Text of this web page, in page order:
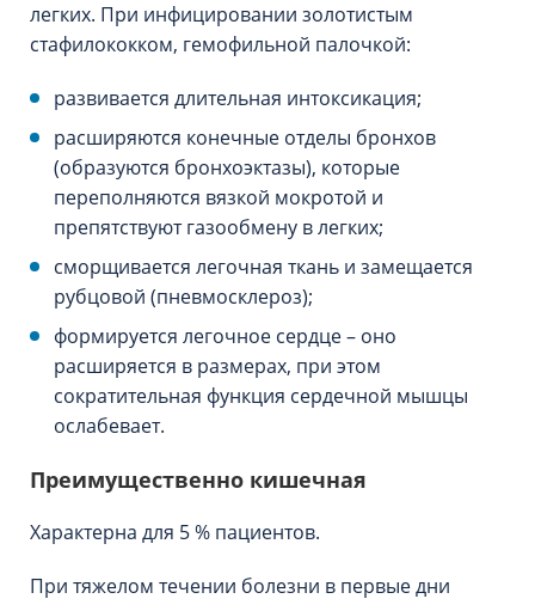
легких. При инфицировании золотистым
стафилококком, гемофильной палочкой:
развивается длительная интоксикация;
расширяются конечные отделы бронхов
(образуются бронхоэктазы), которые
переполняются вязкой мокротой и
препятствуют газообмену в легких;
сморщивается легочная ткань и замещается
рубцовой (пневмосклероз);
формируется легочное сердце – оно
расширяется в размерах, при этом
сократительная функция сердечной мышцы
ослабевает.
Преимущественно кишечная
Характерна для 5 % пациентов.
При тяжелом течении болезни в первые дни